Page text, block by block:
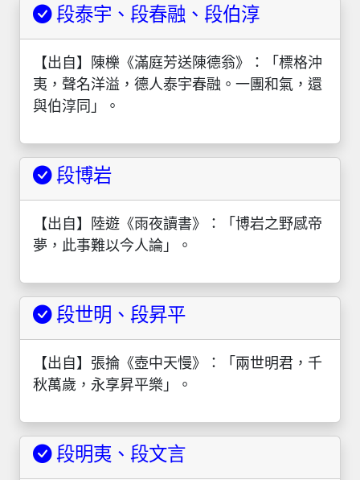
段泰宇、段春融、段伯淳
【出自】陳櫟《滿庭芳送陳德翁》：「標格沖
夷，聲名洋溢，德人泰宇春融。一團和氣，還
與伯淳同」。
段博岩
【出自】陸遊《雨夜讀書》：「博岩之野感帝
夢，此事難以今人論」。
段世明、段昇平
【出自】張掄《壺中天慢》：「兩世明君，千
秋萬歲，永享昇平樂」。
段明夷、段文言